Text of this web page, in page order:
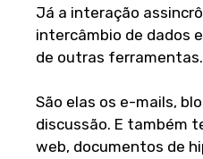
Já a interação
intercâmbio de dados
de outras ferramentas.
São elas os e-mails,
discussão. E também
web, documentos de